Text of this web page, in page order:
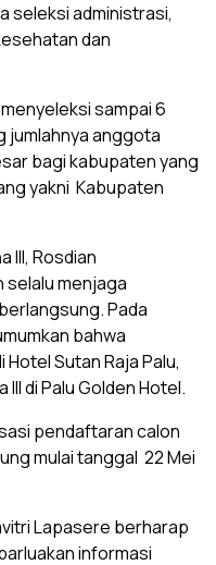
seleksi administrasi,
dan
sampai 6
jumlahnya anggota
bagi kabupaten yang
yakni Kabupaten
III, Rosdian
selalu menjaga
Pada
bahwa
Sutan Raja Palu,
di Palu Golden Hotel.
pendaftaran calon
mulai tanggal 22 Mei
Lapasere berharap
informasi